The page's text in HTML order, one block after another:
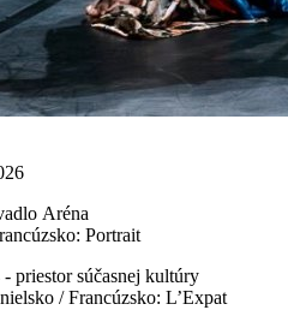
Aréna
Portrait
priestor súčasnej kultúry
/ Francúzsko: L’Expat